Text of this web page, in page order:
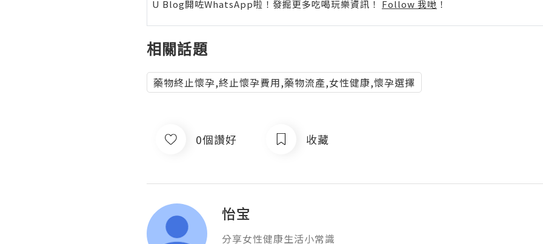
U Blog開咗WhatsApp啦！發掘更多吃喝玩樂資訊！ Follow 我哋 ！
相關話題
藥物終止懷孕,終止懷孕費用,藥物流產,女性健康,懷孕選擇
0個讚好 收藏
怡宝
分享女性健康生活小常識